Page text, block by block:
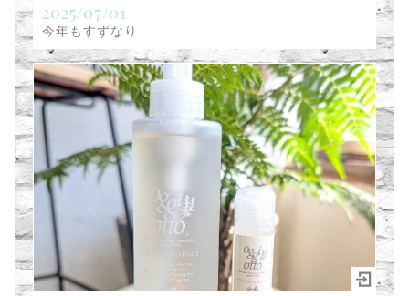
2025/07/01
今年もすずなり